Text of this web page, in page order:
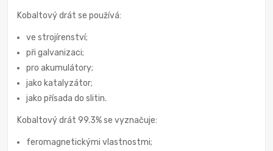
Kobaltový drát se používá:
ve strojírenství;
při galvanizaci;
pro akumulátory;
jako katalyzátor;
jako přísada do slitin.
Kobaltový drát 99.3% se vyznačuje:
feromagnetickými vlastnostmi;